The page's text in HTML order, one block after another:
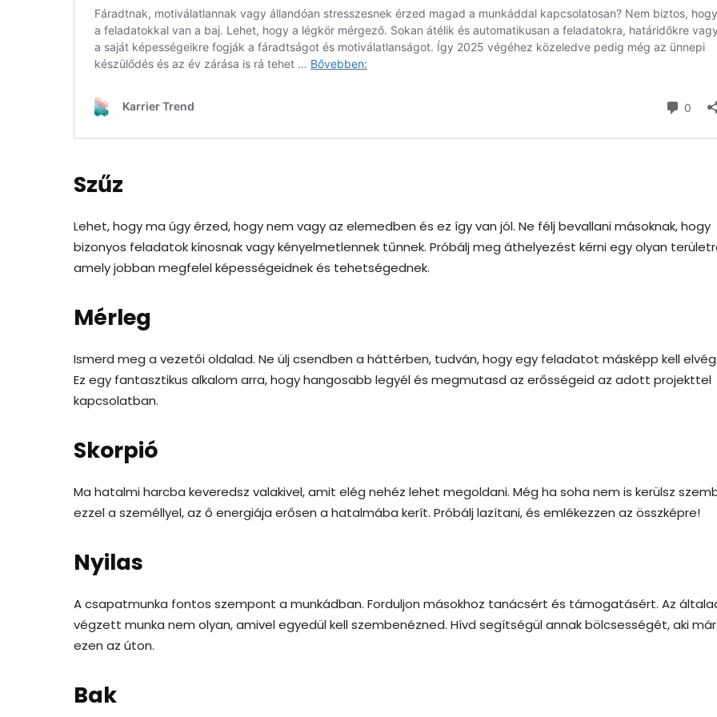
Szűz
Lehet, hogy ma úgy érzed, hogy nem vagy az elemedben és ez így van jól. Ne félj bevallani másoknak, hogy
bizonyos feladatok kínosnak vagy kényelmetlennek tűnnek. Próbálj meg áthelyezést kérni egy olyan
amely jobban megfelel képességeidnek és tehetségednek.
Mérleg
Ismerd meg a vezetői oldalad. Ne ülj csendben a háttérben, tudván, hogy egy feladatot másképp kell
Ez egy fantasztikus alkalom arra, hogy hangosabb legyél és megmutasd az erősségeid az adott projekttel
kapcsolatban.
Skorpió
Ma hatalmi harcba keveredsz valakivel, amit elég nehéz lehet megoldani. Még ha soha nem is kerülsz
ezzel a személlyel, az ő energiája erősen a hatalmába kerít. Próbálj lazítani, és emlékezzen az összképre!
Nyilas
A csapatmunka fontos szempont a munkádban. Forduljon másokhoz tanácsért és támogatásért. Az
végzett munka nem olyan, amivel egyedül kell szembenézned. Hívd segítségül annak bölcsességét, aki
ezen az úton.
Bak